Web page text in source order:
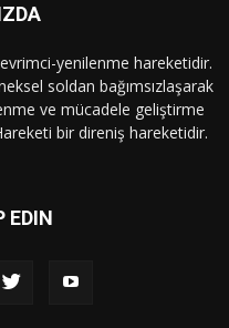
yenilenme hareketidir.
soldan bağımsızlaşarak
ve mücadele geliştirme
bir direniş hareketidir.
EDIN